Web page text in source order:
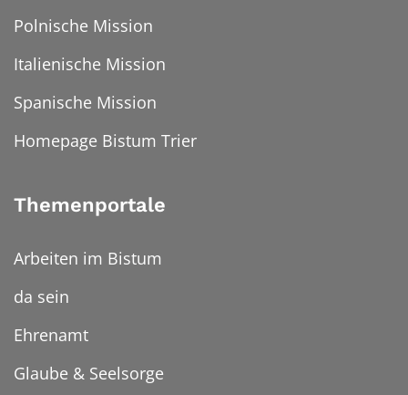
Polnische Mission
Italienische Mission
Spanische Mission
Homepage Bistum Trier
Themenportale
Arbeiten im Bistum
da sein
Ehrenamt
Glaube & Seelsorge